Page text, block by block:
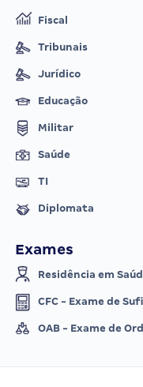
Fiscal
Tribunais
Jurídico
Educação
Militar
Saúde
TI
Diplomata
Exames
Residência em
CFC - Exame de
OAB - Exame de